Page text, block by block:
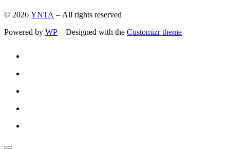
© 2026 YNTA – All rights reserved
Powered by WP – Designed with the Customizr theme